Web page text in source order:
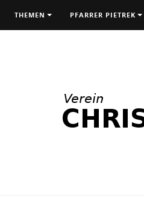
THEMEN PFARRER PIETREK